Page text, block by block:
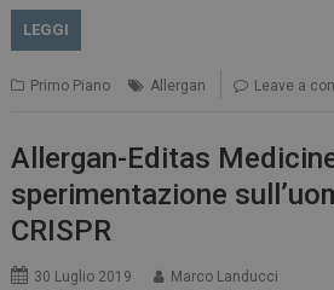
LEGGI
Primo Piano Allergan Leave a
Allergan-Editas
sperimentazione
CRISPR
30 Luglio 2019 Marco Landucci